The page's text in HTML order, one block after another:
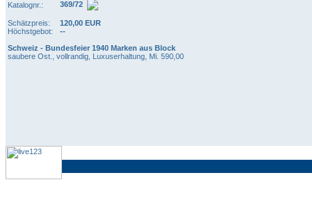
Katalognr.:
369/72
Schätzpreis:
120,00 EUR
Höchstgebot:
--
Schweiz - Bundesfeier 1940 Marken aus Block
saubere Ost., vollrandig, Luxuserhaltung, Mi. 590,00